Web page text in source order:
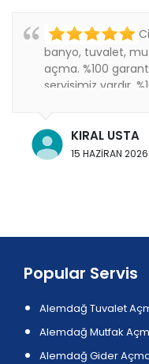
banyo, tuvalet,
açma. %100
servisimiz vardır.
KIRAL USTA
15 HAZİRAN 2026
Popular Servis
Alemdağ Tuvalet
Alemdağ Mutfak
Alemdağ Gider